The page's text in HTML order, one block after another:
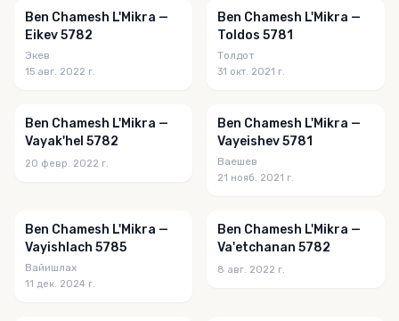
Ben Chamesh L'Mikra —
Eikev 5782
Экев
15 авг. 2022 г.
Ben Chamesh L'Mikra —
Toldos 5781
Толдот
31 окт. 2021 г.
Ben Chamesh L'Mikra —
Vayak'hel 5782
20 февр. 2022 г.
Ben Chamesh L'Mikra —
Vayeishev 5781
Ваешев
21 нояб. 2021 г.
Ben Chamesh L'Mikra —
Vayishlach 5785
Вайишлах
11 дек. 2024 г.
Ben Chamesh L'Mikra —
Va'etchanan 5782
8 авг. 2022 г.